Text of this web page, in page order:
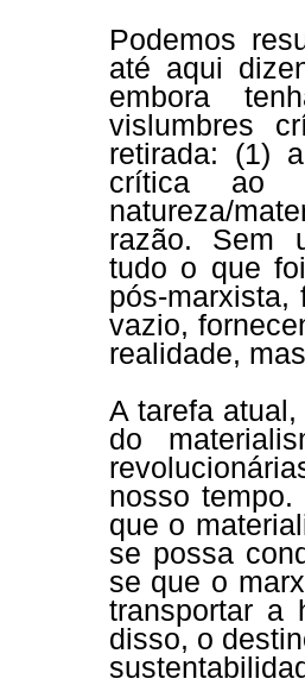
Podemos
até aqui
embora
vislumbres
retirada: (1)
crítica ao
natureza/
razão. Sem
tudo o que
pós-
vazio,
realidade,
A tarefa
do
nosso
que o
se possa
se que o
transportar a
disso, o